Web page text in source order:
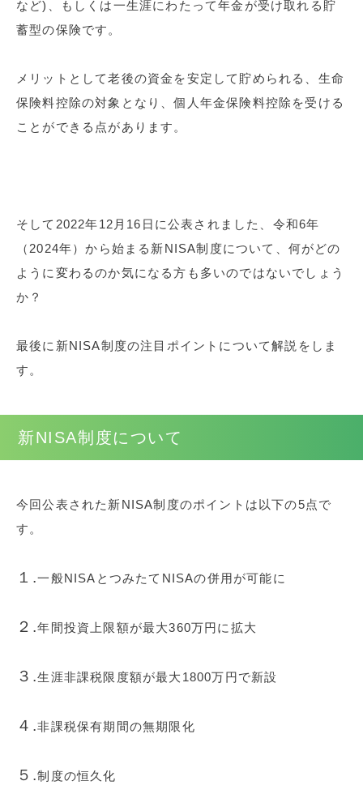
など)、もしくは一生涯にわたって年金が受け取れる貯
蓄型の保険です。
メリットとして老後の資金を安定して貯められる、生命
保険料控除の対象となり、個人年金保険料控除を受ける
ことができる点があります。
そして2022年12月16日に公表されました、令和6年
（2024年）から始まる新NISA制度について、何がどの
ように変わるのか気になる方も多いのではないでしょう
か？
最後に新NISA制度の注目ポイントについて解説をしま
す。
新NISA制度について
今回公表された新NISA制度のポイントは以下の5点で
す。
１.一般NISAとつみたてNISAの併用が可能に
２.年間投資上限額が最大360万円に拡大
３.生涯非課税限度額が最大1800万円で新設
４.非課税保有期間の無期限化
５.制度の恒久化